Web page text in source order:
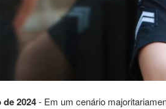
2024- Em um cenário